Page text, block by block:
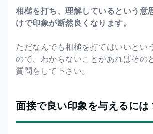
相槌を打ち、理解しているという意
けで印象が断然良くなります。
ただなんでも相槌を打てはいいとい
ので、わからないことがあればその
質問をして下さい。
面接で良い印象を与えるには